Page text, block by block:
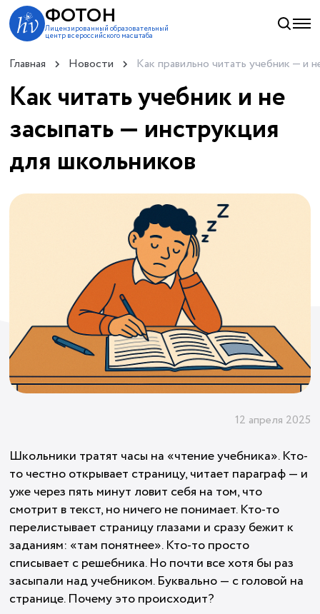
ФОТОН
Лицензированный образовательный
центр всероссийского масштаба
Главная Новости Как правильно читать учебник — и
Как читать учебник и не
засыпать — инструкция
для школьников
12 апреля 2025
Школьники тратят часы на «чтение учебника». Кто-
то честно открывает страницу, читает параграф — и
уже через пять минут ловит себя на том, что
смотрит в текст, но ничего не понимает. Кто-то
перелистывает страницу глазами и сразу бежит к
заданиям: «там понятнее». Кто-то просто
списывает с решебника. Но почти все хотя бы раз
засыпали над учебником. Буквально — с головой на
странице. Почему это происходит?